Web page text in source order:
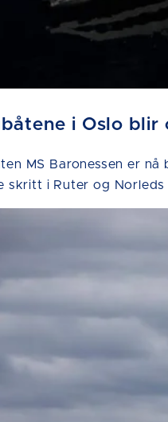
i Oslo
MS Baronessen er
skritt i Ruter og